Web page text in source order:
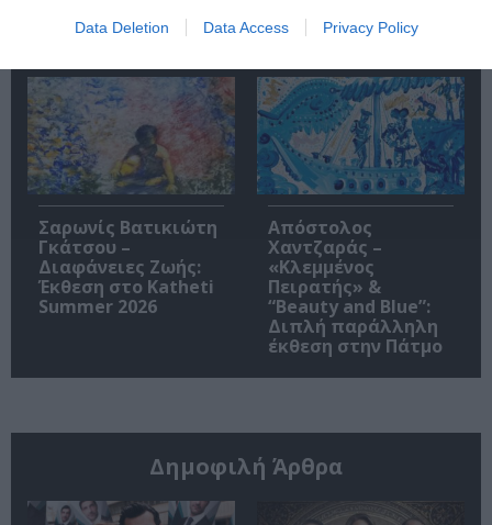
Data Deletion Data Access Privacy Policy
στο Διαχρονικό
Ηλία Ηλιόπουλου
Σαρωνίς Βατικιώτη
Γκάτσου –
Διαφάνειες Ζωής:
Έκθεση στο Katheti
Summer 2026
Απόστολος
Χαντζαράς –
«Κλεμμένος
Πειρατής» &
“Beauty and Blue”:
Διπλή παράλληλη
έκθεση στην Πάτμο
Δημοφιλή Άρθρα